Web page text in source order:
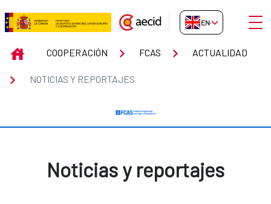
Skip to Main Content
Noticias y reportajes
EN-GB
INICIOCOOPERACIÓN FCAS ACTUALIDAD
NOTICIAS Y REPORTAJES
Noticias y reportajes